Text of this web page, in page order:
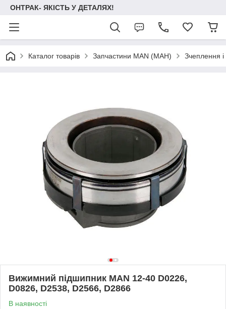
ОНТРАК- ЯКІСТЬ У ДЕТАЛЯХ!
Каталог товарів Запчастини MAN (МАН) Зчеплення і
Вижимний підшипник MAN 12-40 D0226,
D0826, D2538, D2566, D2866
В наявності